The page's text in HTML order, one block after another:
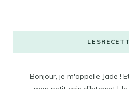
Bonjour, je m'appelle Jade !